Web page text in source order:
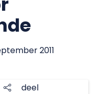
2011
deel